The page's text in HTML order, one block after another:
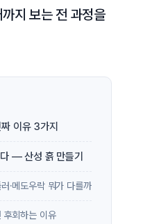
지 보는 전 과정을
이유 3가지
— 산성 흙 만들기
·메도우락 뭐가 다를까
회하는 이유